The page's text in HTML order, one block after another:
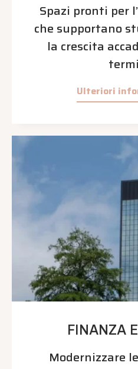
Spazi pronti per
che supportano
la crescita
Ulteriori
FINANZA
Modernizzare